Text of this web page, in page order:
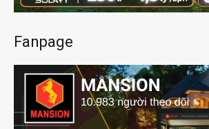
Fanpage